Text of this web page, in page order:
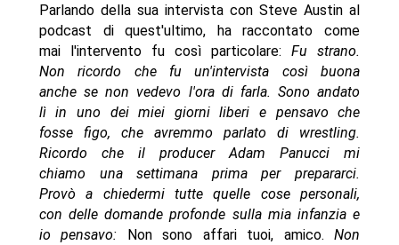
Parlando della sua intervista con Steve Austin al
podcast di quest'ultimo, ha raccontato come
mai l'intervento fu così particolare:Fu strano.
Non ricordo che fu un'intervista così buona
anche se non vedevo l'ora di farla. Sono andato
lì in uno dei miei giorni liberi e pensavo che
fosse figo, che avremmo parlato di wrestling.
Ricordo che il producer Adam Panucci mi
chiamo una settimana prima per prepararci.
Provò a chiedermi tutte quelle cose personali,
con delle domande profonde sulla mia infanzia e
io pensavo: Non sono affari tuoi, amico. Non